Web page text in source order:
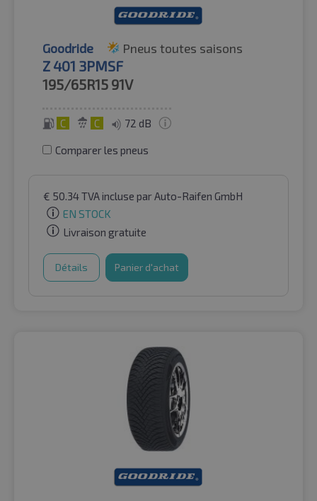
Goodride Pneus toutes saisons
Z 401 3PMSF
195/65R15 91V
C C 72 dB
Comparer les pneus
€ 50.34TVA incluse par Auto-Raifen GmbH
EN STOCK
Livraison gratuite
Détails Panier d'achat